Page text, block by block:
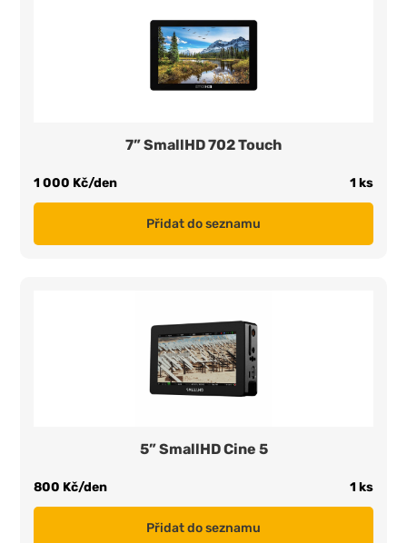
7” SmallHD 702 Touch
1 000 Kč/den 1 ks
Přidat do seznamu
5” SmallHD Cine 5
800 Kč/den 1 ks
Přidat do seznamu